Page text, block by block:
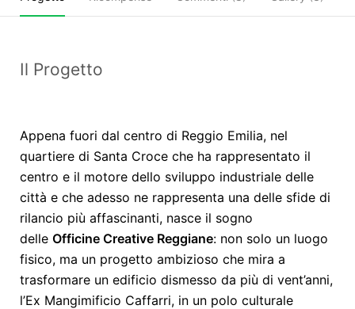
Il Progetto
Appena fuori dal centro di Reggio Emilia, nel
quartiere di Santa Croce che ha rappresentato il
centro e il motore dello sviluppo industriale delle
città e che adesso ne rappresenta una delle sfide di
rilancio più affascinanti, nasce il sogno
delle Officine Creative Reggiane: non solo un luogo
fisico, ma un progetto ambizioso che mira a
trasformare un edificio dismesso da più di vent’anni,
l’Ex Mangimificio Caffarri, in un polo culturale